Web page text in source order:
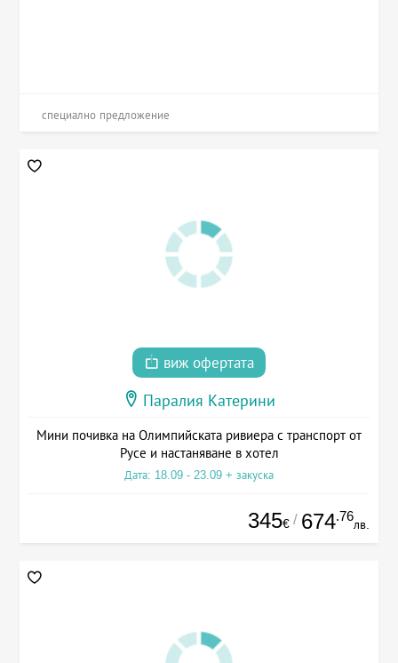
специално предложение
виж офертата
Паралия Катерини
Мини почивка на Олимпийската ривиера с транспорт от
Русе и настаняване в хотел
Дата: 18.09 - 23.09 + закуска
345€ / 674.76
лв.